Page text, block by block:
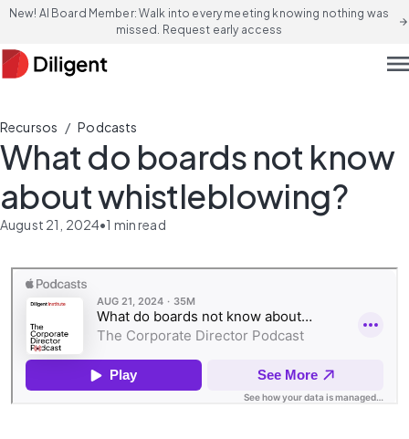
New! AI Board Member: Walk into every meeting knowing nothing was
missed. Request early access
arrow_forward
Recursos / Podcasts
What do boards not know
about whistleblowing?
August 21, 2024•1 min read